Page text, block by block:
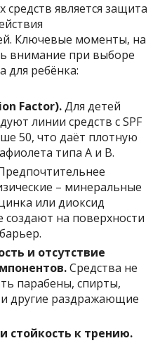
средств является защита
Ключевые моменты, на
внимание при выборе
для ребёнка:
Factor).Для детей
линии средств с SPF
50, что даёт плотную
типа А и В.
– минеральные
или диоксид
создают на поверхности
и отсутствие
Средства не
парабены, спирты,
другие раздражающие
стойкость к трению.